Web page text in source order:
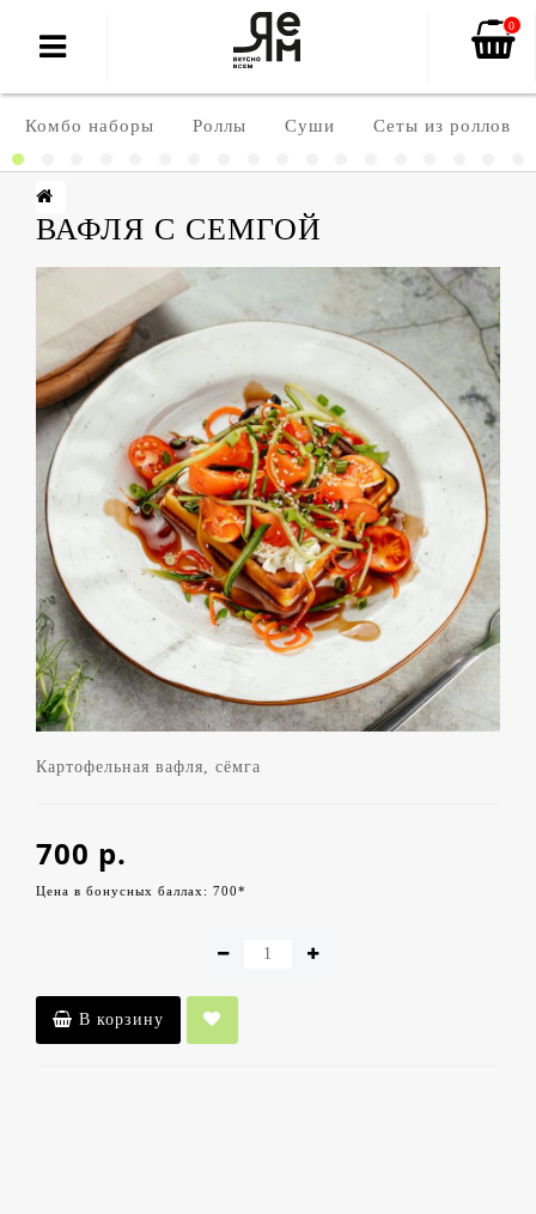
0
Комбо наборы Роллы Суши Сеты из роллов
ВАФЛЯ С СЕМГОЙ
Картофельная вафля, сёмга
700 р.
Цена в бонусных баллах: 700*
В корзину